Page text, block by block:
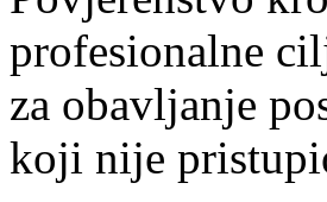
profesionalne
za obavljanje
koji nije